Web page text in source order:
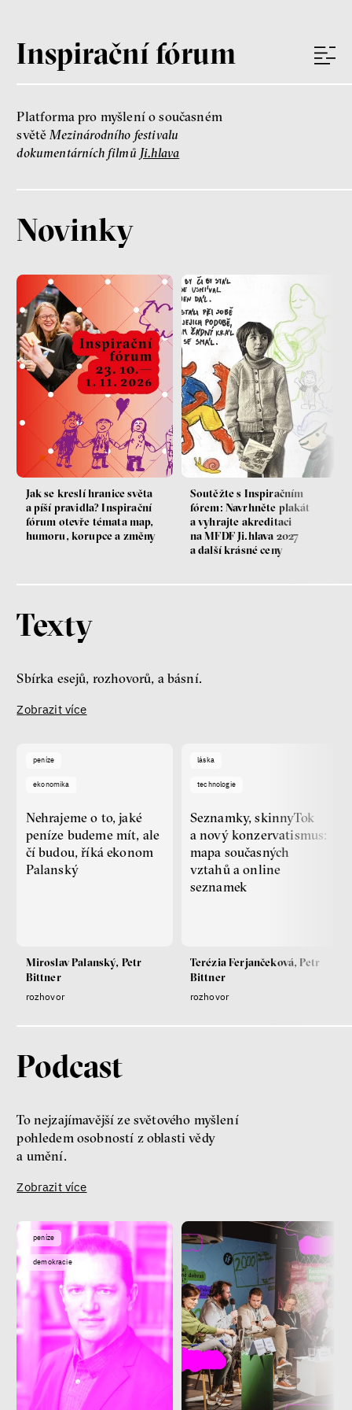
Inspirační fórum
Platforma pro myšlení o současném
světěMezinárodního festivalu
dokumentárních filmů Ji.hlava
Novinky
Jak se kreslí hranice světa
a píší pravidla? Inspirační
fórum otevře témata map,
humoru, korupce a změny
Soutěžte s Inspiračním
fórem: Navrhněte plakát
a vyhrajte akreditaci
na MFDF Ji.hlava 2027
a další krásné ceny
Texty
Sbírka esejů, rozhovorů, a básní.
Zobrazit více
peníze
ekonomika
Nehrajeme o to, jaké
peníze budeme mít, ale
čí budou, říká ekonom
Palanský
Miroslav Palanský, Petr
Bittner
rozhovor
láska
technologie
Seznamky, skinnyTok
a nový konzervatismus:
mapa současných
vztahů a online
seznamek
Terézia Ferjančeková, Petr
Bittner
rozhovor
Podcast
To nejzajímavější ze světového myšlení
pohledem osobností z oblasti vědy
a umění.
Zobrazit více
peníze
demokracie